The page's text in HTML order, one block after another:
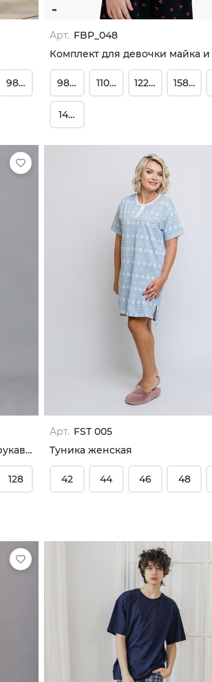
98-104
Арт. FBP_048
98-104 110-116 122-128 158-164
146-152
Пижама футболка с длинным рукавом и брюки
128
Арт. FST 005
Туника женская
42 44 46 48